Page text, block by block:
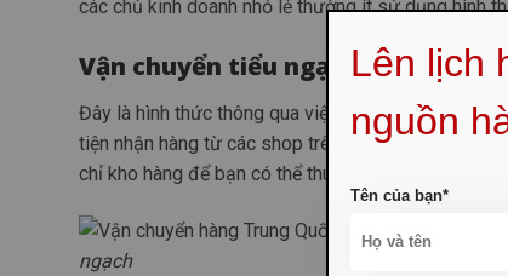
các chủ kinh doanh nhỏ lẻ thường ít sử dụng hình
Vận chuyển tiểu ngạch
Đây là hình thức thông qua việc sử dụng một đơn
tiện nhận hàng từ các shop trên trang thương mại
chỉ kho hàng để bạn có thể thuận tiện đặt hàng và
ngạch
Lên lịch
nguồn
Tên của bạn*